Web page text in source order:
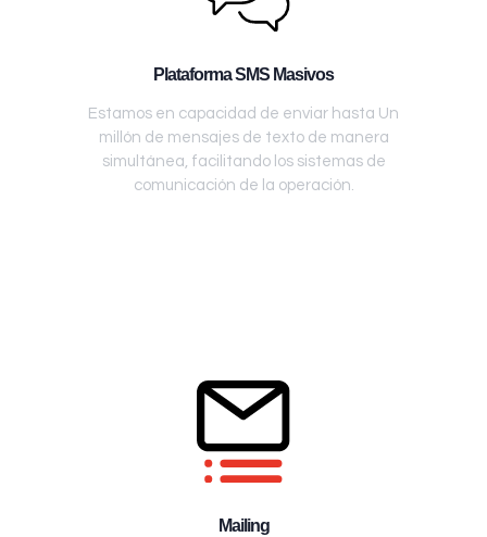
Plataforma SMS Masivos
Estamos en capacidad de enviar hasta Un
millón de mensajes de texto de manera
simultánea, facilitando los sistemas de
comunicación de la operación.
Mailing